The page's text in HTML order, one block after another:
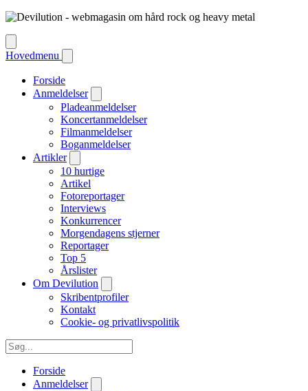
Hovedmenu
Forside
Anmeldelser
Pladeanmeldelser
Koncertanmeldelser
Filmanmeldelser
Boganmeldelser
Artikler
10 hurtige
Artikel
Fotoreportager
Interviews
Konkurrencer
Morgendagens stjerner
Reportager
Top 5
Årslister
Om Devilution
Skribentprofiler
Kontakt
Cookie- og privatlivspolitik
Forside
Anmeldelser